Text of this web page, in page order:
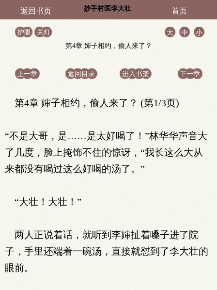
返回书页 妙手村医李大壮 首页
护眼 关灯 大 中
小
第4章 婶子相约，偷人来了？
上一章 返回目录 进入书架 下一章
第4章 婶子相约，偷人来了？ (第1/3页)
“不是大哥，是……是太好喝了！”林华华声音大
了几度，脸上掩饰不住的惊讶，“我长这么大从
来都没有喝过这么好喝的汤了。”
“大壮！大壮！”
两人正说着话，就听到李婶扯着嗓子进了院
子，手里还端着一碗汤，直接就怼到了李大壮的
眼前。